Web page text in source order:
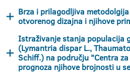
Brza i prilagodljiva
otvorenog dizajna i njihove
Istraživanje stanja populacija
(Lymantria dispar L.,
Schiff.) na području "Centra
prognoza njihove brojnosti u